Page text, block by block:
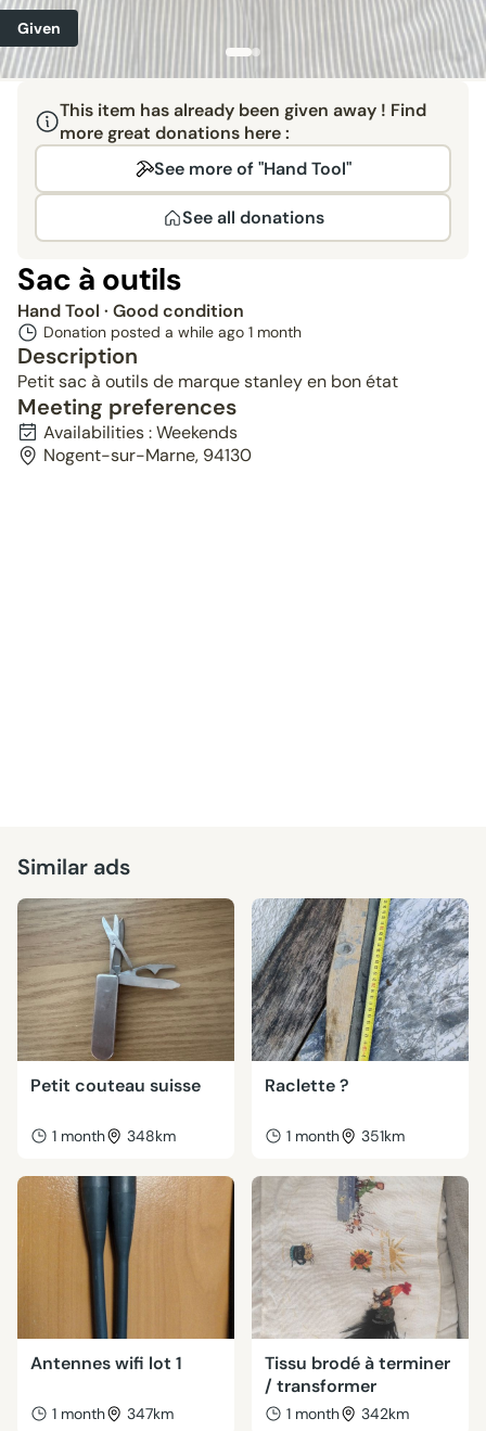
Given
This item has already been given away ! Find
more great donations here :
See more of "Hand Tool"
See all donations
Sac à outils
Hand Tool · Good condition
Donation posted a while ago 1 month
Description
Petit sac à outils de marque stanley en bon état
Meeting preferences
Availabilities : Weekends
Nogent-sur-Marne, 94130
Similar ads
Petit couteau suisse
1 month 348km
Raclette ?
1 month 351km
Antennes wifi lot 1
1 month 347km
Tissu brodé à terminer
/ transformer
1 month 342km